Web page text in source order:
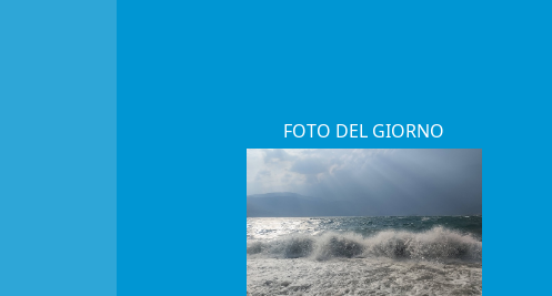
FOTO DEL GIORNO